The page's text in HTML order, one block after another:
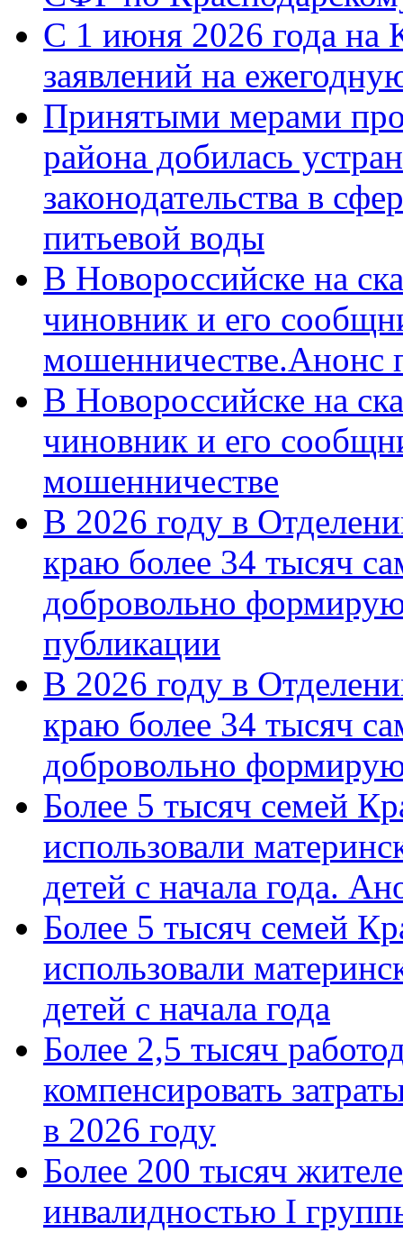
С 1 июня 2026 года на
заявлений на
Принятыми мерами
района добилась
законодательства в
питьевой воды
В Новороссийске на
чиновник и его
мошенничестве.Анонс
В Новороссийске на
чиновник и его
мошенничестве
В 2026 году в
краю более 34 тысяч
добровольно
публикации
В 2026 году в
краю более 34 тысяч
добровольно
Более 5 тысяч семей
использовали
детей с начала года.
Более 5 тысяч семей
использовали
детей с начала года
Более 2,5 тысяч
компенсировать
в 2026 году
Более 200 тысяч
инвалидностью I